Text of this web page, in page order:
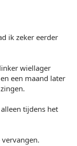
ik zeker eerder
wiellager
een maand later
tijdens het